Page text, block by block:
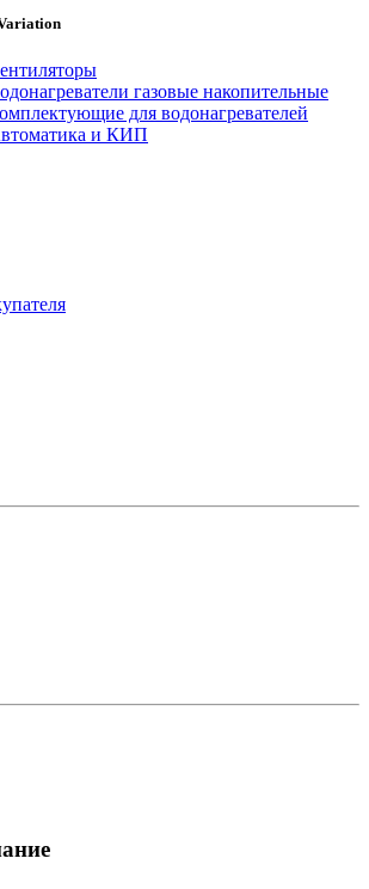
газовые накопительные
для водонагревателей
и КИП